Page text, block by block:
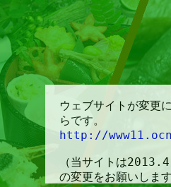
ウェブサイトが変更
らです。
http://
（当サイトは
の変更をお願いしま